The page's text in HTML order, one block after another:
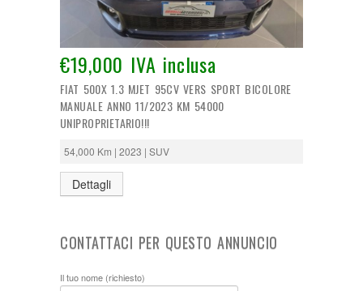
€19,000 IVA inclusa
FIAT 500X 1.3 MJET 95CV VERS SPORT BICOLORE
MANUALE ANNO 11/2023 KM 54000
UNIPROPRIETARIO!!!
54,000 Km | 2023 | SUV
Dettagli
CONTATTACI PER QUESTO ANNUNCIO
Il tuo nome (richiesto)